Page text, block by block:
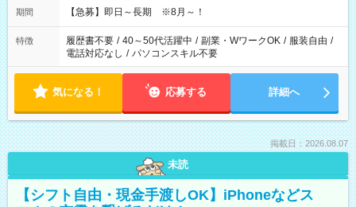
期間 【急募】即日～長期 ※8月～！
特徴 履歴書不要 / 40～50代活躍中 / 副業・WワークOK / 服装自由 /
電話対応なし / パソコンスキル不要
気になる！ 応募する 詳細へ
掲載日：2026.08.07
未読
【シフト自由・現金手渡しOK】iPhoneなどス